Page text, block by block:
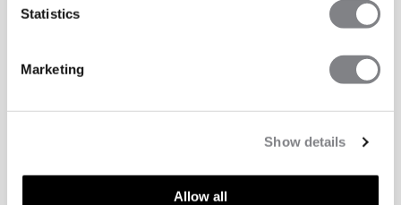
Statistics
Marketing
Show details
Allow all